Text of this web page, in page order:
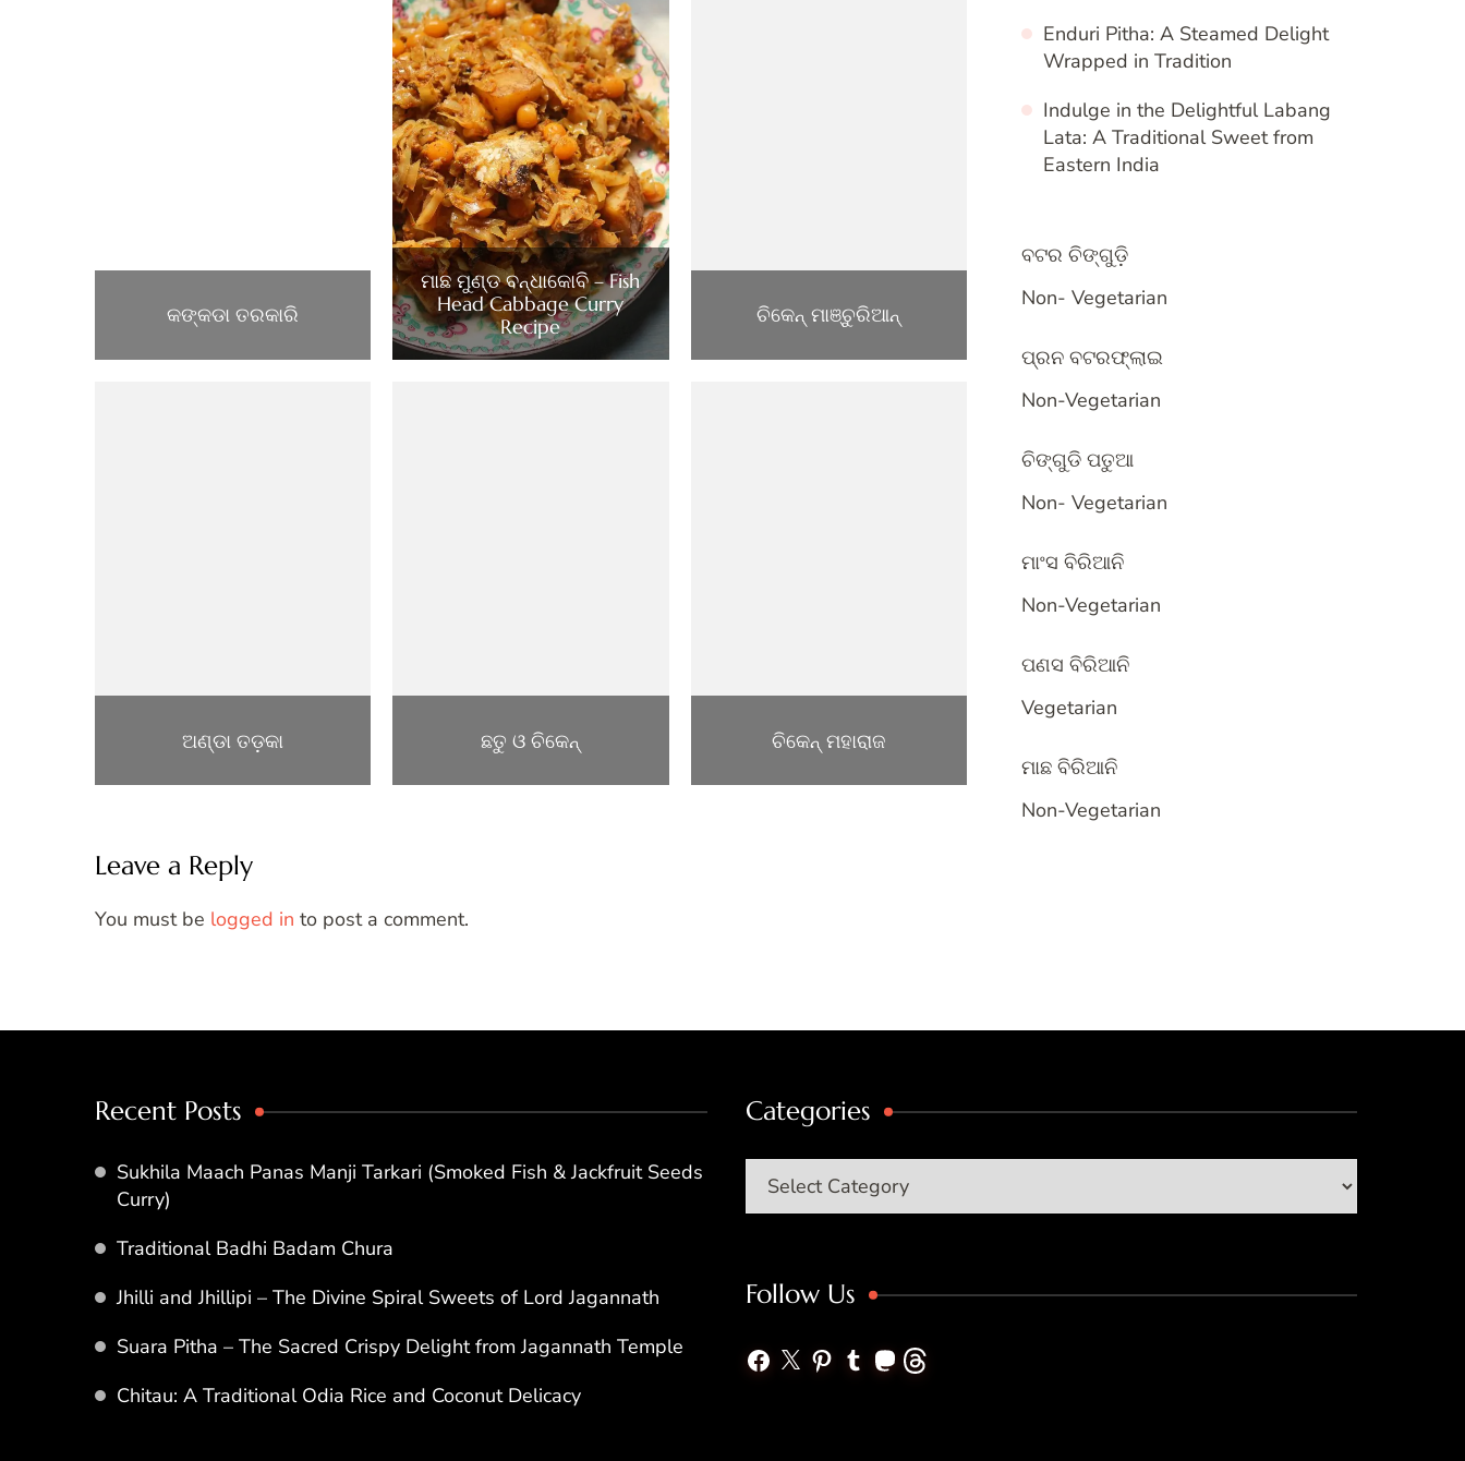
କଙ୍କଡା ତରକାରି
ମାଛ ମୁଣ୍ଡ ବନ୍ଧାକୋବି – Fish
Head Cabbage Curry
Recipe
ଚିକେନ୍ ମାଞ୍ଚୁରିଆନ୍
ଅଣ୍ଡା ତଡ଼କା ଛତୁ ଓ ଚିକେନ୍ ଚିକେନ୍ ମହାରାଜ
Leave a Reply
You must be logged in to post a comment.
Enduri Pitha: A Steamed Delight
Wrapped in Tradition
Indulge in the Delightful Labang
Lata: A Traditional Sweet from
Eastern India
ବଟର ଚିଙ୍ଗୁଡ଼ି
In relation to
Non- Vegetarian
ପ୍ରନ ବଟରଫ୍ଲାଇ
In relation to
Non-Vegetarian
ଚିଙ୍ଗୁଡି ପତୁଆ
In relation to
Non- Vegetarian
ମାଂସ ବିରିଆନି
In relation to
Non-Vegetarian
ପଣସ ବିରିଆନି
In relation to
Vegetarian
ମାଛ ବିରିଆନି
In relation to
Non-Vegetarian
Recent Posts
Sukhila Maach Panas Manji Tarkari (Smoked Fish & Jackfruit Seeds
Curry)
Traditional Badhi Badam Chura
Jhilli and Jhillipi – The Divine Spiral Sweets of Lord Jagannath
Suara Pitha – The Sacred Crispy Delight from Jagannath Temple
Chitau: A Traditional Odia Rice and Coconut Delicacy
Categories
Categories
Follow Us
Facebook
X Pinterest
TumblrMastodon
Threads